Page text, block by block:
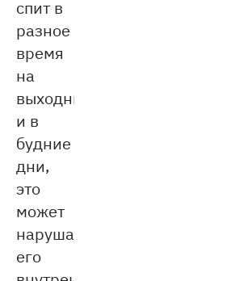
спит в
разное
время
на
выходных
и в
будние
дни,
это
может
нарушать
его